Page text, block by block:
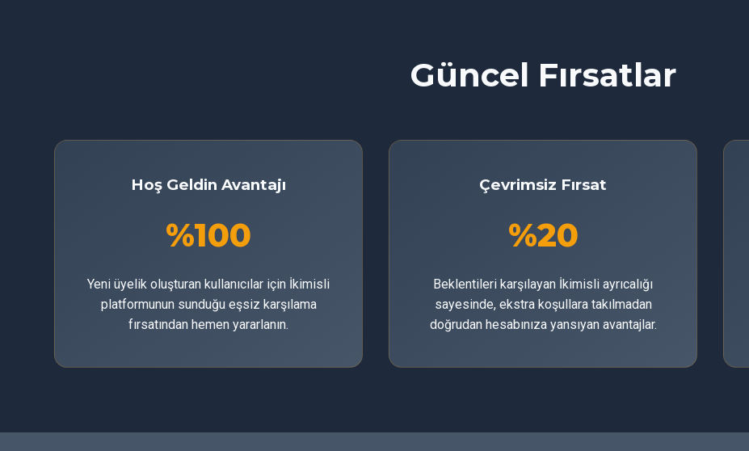
Güncel Fırsatlar
Hoş Geldin Avantajı
%100
Yeni üyelik oluşturan kullanıcılar için İkimisli
platformunun sunduğu eşsiz karşılama
fırsatından hemen yararlanın.
Çevrimsiz Fırsat
%20
Beklentileri karşılayan İkimisli ayrıcalığı
sayesinde, ekstra koşullara takılmadan
doğrudan hesabınıza yansıyan avantajlar.